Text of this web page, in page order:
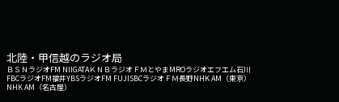
北陸・甲信越のラジオ局
ＢＳＮラジオFM NIIGATAＫＮＢラジオ ＦＭとやまMROラジオエフエム石川
FBCラジオFM福井YBSラジオFM FUJISBCラジオ ＦＭ長野NHK AM（東京）
NHK AM（名古屋）